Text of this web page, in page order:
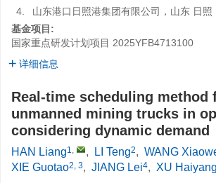
4.
山东港口日照港集团有限公司，山东 日
基金项目:
国家重点研发计划项目 2025YFB4713100
详细信息
Real-time scheduling method
unmanned mining trucks in
considering dynamic demand
HAN Liang1, , LI Teng2, WANG
XIE Guotao2, 3, JIANG Lei4, XU Haiyang